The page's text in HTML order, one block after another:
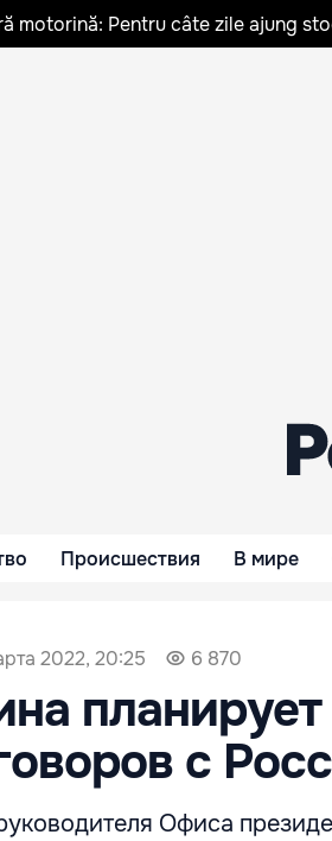
motorină: Pentru câte zile ajung
Происшествия В мире
2022, 20:25 6 870
с
Офиса